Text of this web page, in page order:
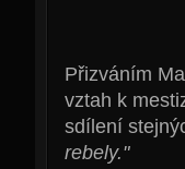
Přizváním
vztah k
sdílení
rebely."